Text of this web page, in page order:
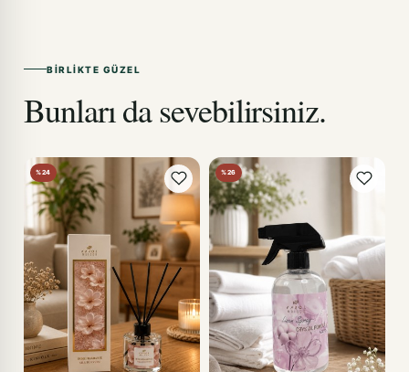
BIRLIKTE GÜZEL
Bunları da sevebilirsiniz.
%24 %26